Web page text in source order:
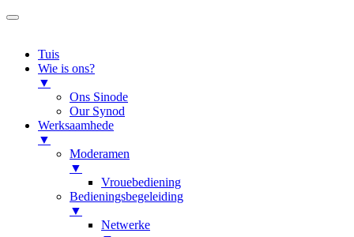
Tuis
Wie is ons?
▼
Ons Sinode
Our Synod
Werksaamhede
▼
Moderamen
▼
Vrouebediening
Bedieningsbegeleiding
▼
Netwerke